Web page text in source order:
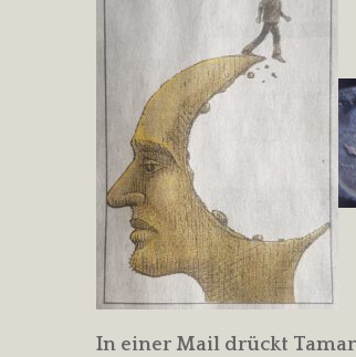
In einer Mail drückt